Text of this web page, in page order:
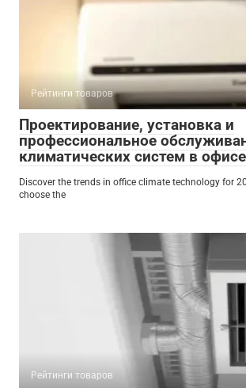
Рейтинги товаров
Проектирование, установка и
профессиональное
климатических систем в офисе
Discover the trends in office climate technology for
choose the
Рейтинги товаров